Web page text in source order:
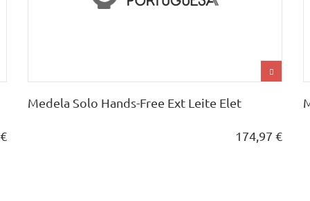
Medela Solo Hands-Free Ext Leite Elet
174,97 €